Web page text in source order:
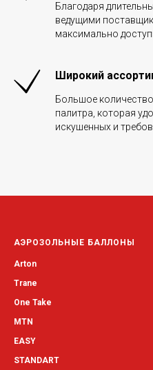
Благодаря
ведущими
максимально
Широкий
Большое
палитра, которая
искушенных и
АЭРОЗОЛЬНЫЕ БАЛЛОНЫ
Arton
Trane
One Take
MTN
EASY
STANDART